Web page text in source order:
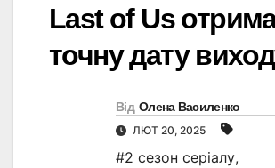
Last of Us
точну дату
Від Олена Василенко
ЛЮТ 20, 2025
#2 сезон серіалу,